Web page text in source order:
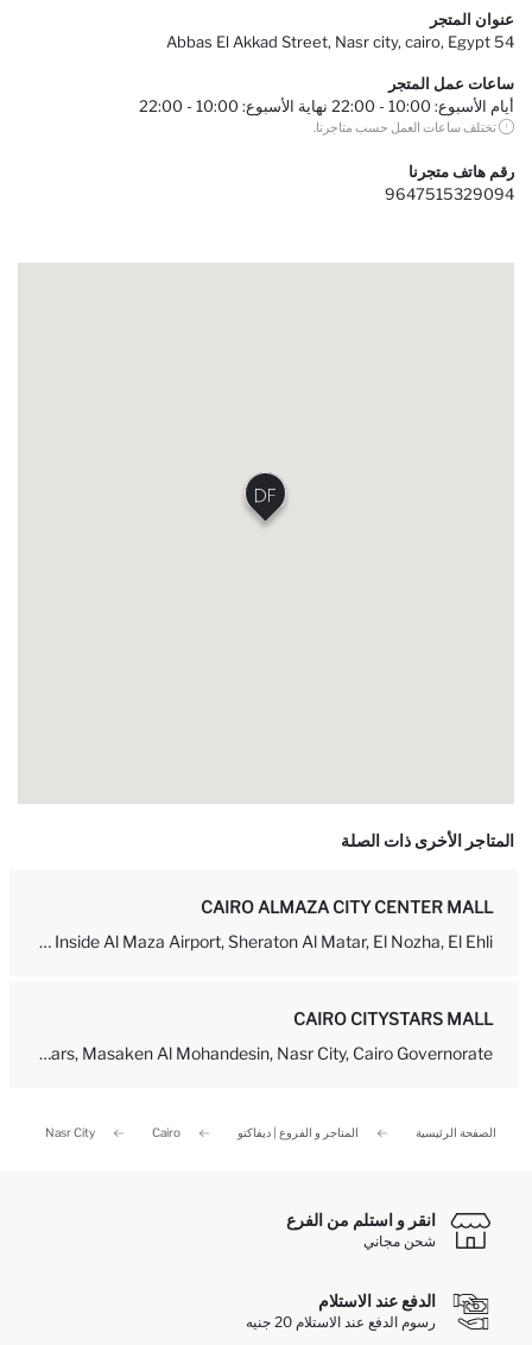
عنوان المتجر
54 Abbas El Akkad Street, Nasr city, cairo, Egypt
ساعات عمل المتجر
أيام الأسبوع: 10:00 - 22:00 نهاية الأسبوع: 10:00 - 22:00
تختلف ساعات العمل حسب متاجرنا.
رقم هاتف متجرنا
9647515329094
المتاجر الأخرى ذات الصلة
CAIRO ALMAZA CITY CENTER MALL
Pasage Inside Al Maza Airport, Sheraton Al Matar, El Nozha, El Ehli...
CAIRO CITYSTARS MALL
City Stars, Masaken Al Mohandesin, Nasr City, Cairo Governorate -...
الصفحة الرئيسية المتاجر و الفروع | ديفاكتو Cairo
Nasr City
انقر و استلم من الفرع
شحن مجاني
الدفع عند الاستلام
رسوم الدفع عند الاستلام 20 جنيه